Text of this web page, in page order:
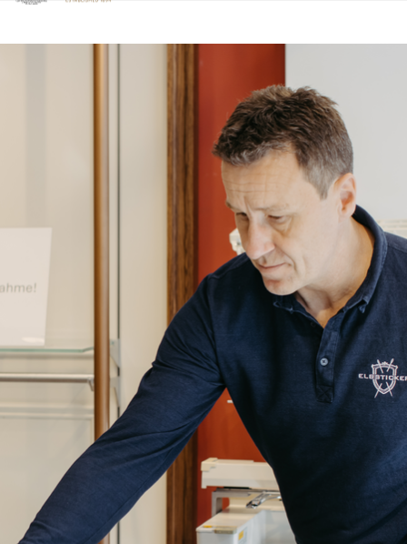
Klicken Sie hier, um unsere Barrierefreiheitserklärung